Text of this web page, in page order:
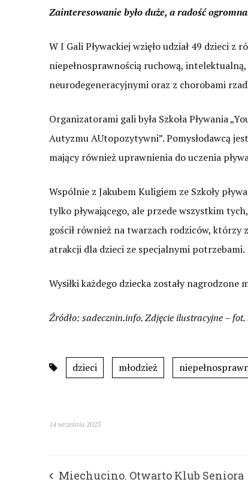
Zainteresowanie było duże, a radość
W I Gali Pływackiej wzięło udział 49 dzieci
niepełnosprawnością ruchową,
neurodegeneracyjnymi oraz z chorobami
Organizatorami gali była Szkoła Pływania
Autyzmu AUtopozytywni”. Pomysłodawcą
mający również uprawnienia do uczenia
Wspólnie z Jakubem Kuligiem ze Szkoły
tylko pływającego, ale przede wszystkim
gościł również na twarzach rodziców, którzy
atrakcji dla dzieci ze specjalnymi potrzebami.
Wysiłki każdego dziecka zostały
Źródło: sadecznin.info. Zdjęcie ilustracyjne – fot.
dzieci młodzież
14 września 2023
Miechucino. Otwarto Klub Seniora